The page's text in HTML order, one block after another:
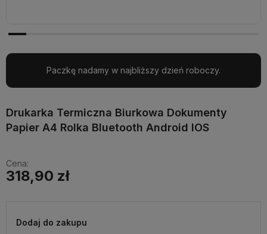
Paczkę nadamy w najbliższy dzień roboczy.
Drukarka Termiczna Biurkowa Dokumenty
Papier A4 Rolka Bluetooth Android IOS
Cena:
318,90 zł
Dodaj do zakupu